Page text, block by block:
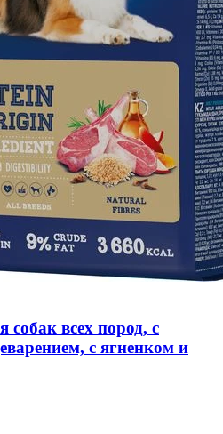
всех пород, с
с ягненком и